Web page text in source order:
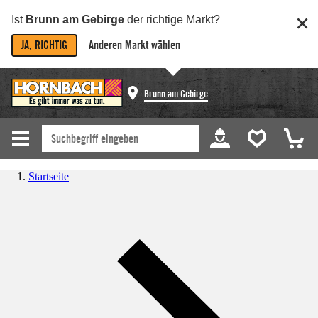
Ist Brunn am Gebirge der richtige Markt?
JA, RICHTIG Anderen Markt wählen
Brunn am Gebirge
Startseite